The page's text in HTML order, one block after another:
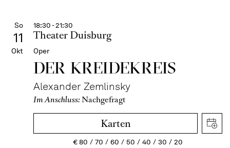
So
11
Okt
18:30 - 21:30
Theater Duisburg
Oper
DER KREIDE­KREIS
Alexander Zemlinsky
Im Anschluss:Nachgefragt
Karten
€80 70 60 50 40 30
20